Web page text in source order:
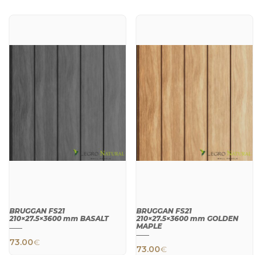
BRUGGAN FS21
210×27.5×3600 mm BASALT
73.00€
BRUGGAN FS21
210×27.5×3600 mm GOLDEN
MAPLE
73.00€